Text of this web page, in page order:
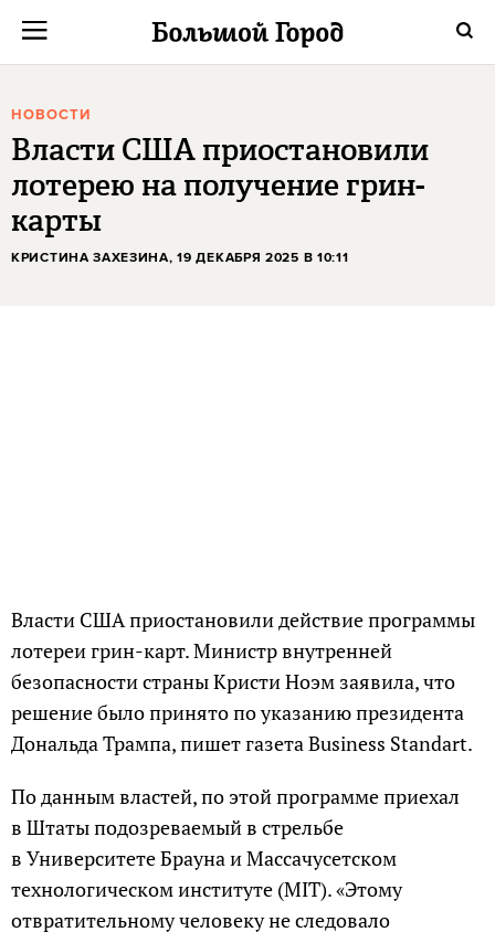
НОВОСТИ
Власти США приостановили
лотерею на получение грин-
карты
КРИСТИНА ЗАХЕЗИНА, 19 ДЕКАБРЯ 2025 В 10:11
Власти США приостановили действие программы
лотереи грин-карт. Министр внутренней
безопасности страны Кристи Ноэм заявила, что
решение было принято по указанию президента
Дональда Трампа, пишет газета Business Standart.
По данным властей, по этой программе приехал
в Штаты подозреваемый в стрельбе
в Университете Брауна и Массачусетском
технологическом институте (MIT). «Этому
отвратительному человеку не следовало